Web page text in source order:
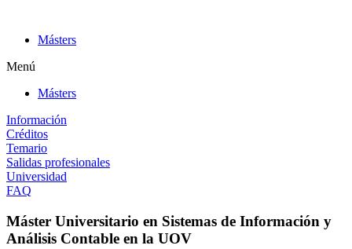
contenidoMásters
Menú
Másters
Información
Créditos
Temario
Salidas profesionales
Universidad
FAQ
Máster Universitario en Sistemas de Información y
Análisis Contable en la UOV